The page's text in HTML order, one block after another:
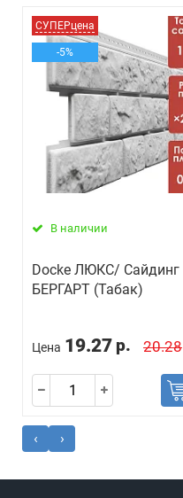
СУПЕРцена
-5%
В наличии
Docke ЛЮКС/ Сайдинг
БЕРГАРТ (Табак)
Цена 19.27 р. 20.28
‹ ›